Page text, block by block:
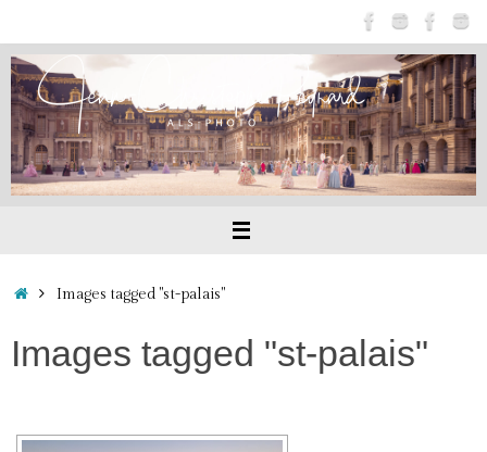
au
contenu
Accueil
Images tagged "st-palais"
Images tagged "st-palais"